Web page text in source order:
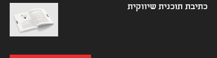
כתיבת תוכנית שיווקית